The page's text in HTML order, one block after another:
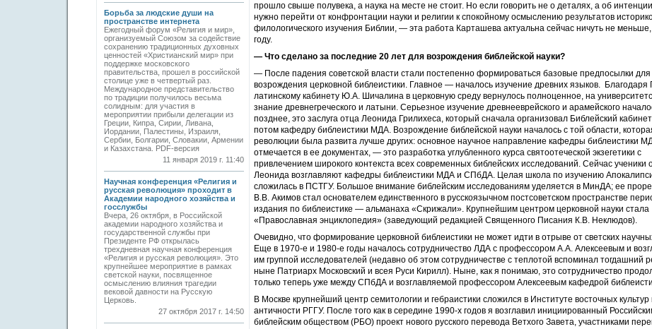
Борьба за людские души на
пространстве интернета
Ежегодный форум «Религия и мир»,
организуемый Со­юзом за содействие
сохранению традиционных духовных
ценностей «Христианский мир» при
поддержке московского
правительства, прошел в российской
столице уже в четвертый раз.
Международное представительство
по традиции получилось весьма
солидным: для участия в
мероприятии прибыли делегации из
Греции, Кипра, Сирии, Ливана,
Иордании, Палестины, Израиля,
Сербии, Болгарии, Словакии, Армении
и Казахстана. PDF-версия
11 января 2019 г. 11:40
Научная конференция «Религия и
русская революция» проходит в
Академии народного хозяйства и
госслужбы
Вчера, 26 октября, в Российской
академии народного хозяйства и
государственной службы при
Президенте РФ открылась
трехдневная научная конференция
«Религия и русская революция». Это
крупнейшее мероприятие в рамках
светской науки, посвященное
осмыслению влияния трагедии
вековой давности на Русскую
Церковь.
27 октября 2017 г. 14:50
прошло свыше полувека, а наука на месте не стоит. Но если говорить не о деталях, а об
нужно перейти от конфронтации науки и религии к спокойному осмыслению результатов
филологического изучения Библии, — эта работа Карташева актуальна сейчас ничуть не
году.
— Что сделано за последние 20 лет для возрождения библейской науки?
— После падения советской власти стали постепенно формироваться базовые предпосылки для
возрождения церковной библеистики. Главное — началось изучение древних языков. Благодаря
латинскому кабинету Ю.А. Шичалина в церковную среду вернулось полноценное, на
знание древнегреческого и латыни. Серьезное изучение древнееврейского и арамейского
позднее, это заслуга отца Леонида Грилихеса, который сначала организовал Библейский
потом кафедру библеистики МДА. Возрождение библейской науки началось с той области,
революции была развита лучше других: основное научное направление кафедры библеистики
отмечается в ее документах, — это разработка углубленного курса святоотеческой экзегетики с
привлечением широкого контекста всех современных библейских исследований. Сейчас ученики
Леонида возглавляют кафедры библеистики МДА и СПбДА. Целая школа по изучению
сложилась в ПСТГУ. Большое внимание библейским исследованиям уделяется в МинДА; ее
В.В. Акимов стал основателем единственного в русскоязычном постсоветском пространстве
издания по библеистике — альманаха «Скрижали». Крупнейшим центром церковной науки стала
«Православная энциклопедия» (заведующий редакцией Священного Писания К.В. Неклюдов).
Очевидно, что формирование церковной библеистики не может идти в отрыве от светских
Еще в 1970-е и 1980-е годы началось сотрудничество ЛДА с профессором А.А. Алексеевым и
им группой исследователей (недавно об этом сотрудничестве с теплотой вспоминал тогдашний
ныне Патриарх Московский и всея Руси Кирилл). Ныне, как я понимаю, это сотрудничество
только теперь уже между СПбДА и возглавляемой профессором Алексеевым кафедрой
В Москве крупнейший центр семитологии и гебраистики сложился в Институте восточных культур
античности РГГУ. После того как в середине 1990-х годов я возглавил инициированный
библейским обществом (РБО) проект нового русского перевода Ветхого Завета, участниками